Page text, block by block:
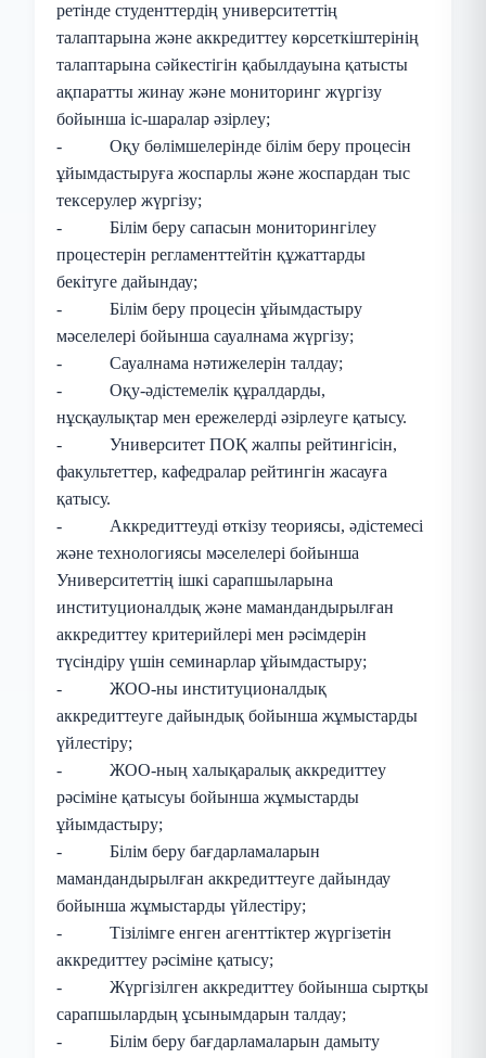
ретінде студенттердің университеттің
талаптарына және аккредиттеу көрсеткіштерінің
талаптарына сәйкестігін қабылдауына қатысты
ақпаратты жинау және мониторинг жүргізу
бойынша іс-шаралар әзірлеу;
- Оқу бөлімшелерінде білім беру процесін
ұйымдастыруға жоспарлы және жоспардан тыс
тексерулер жүргізу;
- Білім беру сапасын мониторингілеу
процестерін регламенттейтін құжаттарды
бекітуге дайындау;
- Білім беру процесін ұйымдастыру
мәселелері бойынша сауалнама жүргізу;
- Сауалнама нәтижелерін талдау;
- Оқу-әдістемелік құралдарды,
нұсқаулықтар мен ережелерді әзірлеуге қатысу.
- Университет ПОҚ жалпы рейтингісін,
факультеттер, кафедралар рейтингін жасауға
қатысу.
- Аккредиттеуді өткізу теориясы, әдістемесі
және технологиясы мәселелері бойынша
Университеттің ішкі сарапшыларына
институционалдық және мамандандырылған
аккредиттеу критерийлері мен рәсімдерін
түсіндіру үшін семинарлар ұйымдастыру;
- ЖОО-ны институционалдық
аккредиттеуге дайындық бойынша жұмыстарды
үйлестіру;
- ЖОО-ның халықаралық аккредиттеу
рәсіміне қатысуы бойынша жұмыстарды
ұйымдастыру;
- Білім беру бағдарламаларын
мамандандырылған аккредиттеуге дайындау
бойынша жұмыстарды үйлестіру;
- Тізілімге енген агенттіктер жүргізетін
аккредиттеу рәсіміне қатысу;
- Жүргізілген аккредиттеу бойынша сыртқы
сарапшылардың ұсынымдарын талдау;
- Білім беру бағдарламаларын дамыту